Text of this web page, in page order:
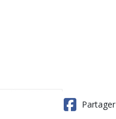
Partager